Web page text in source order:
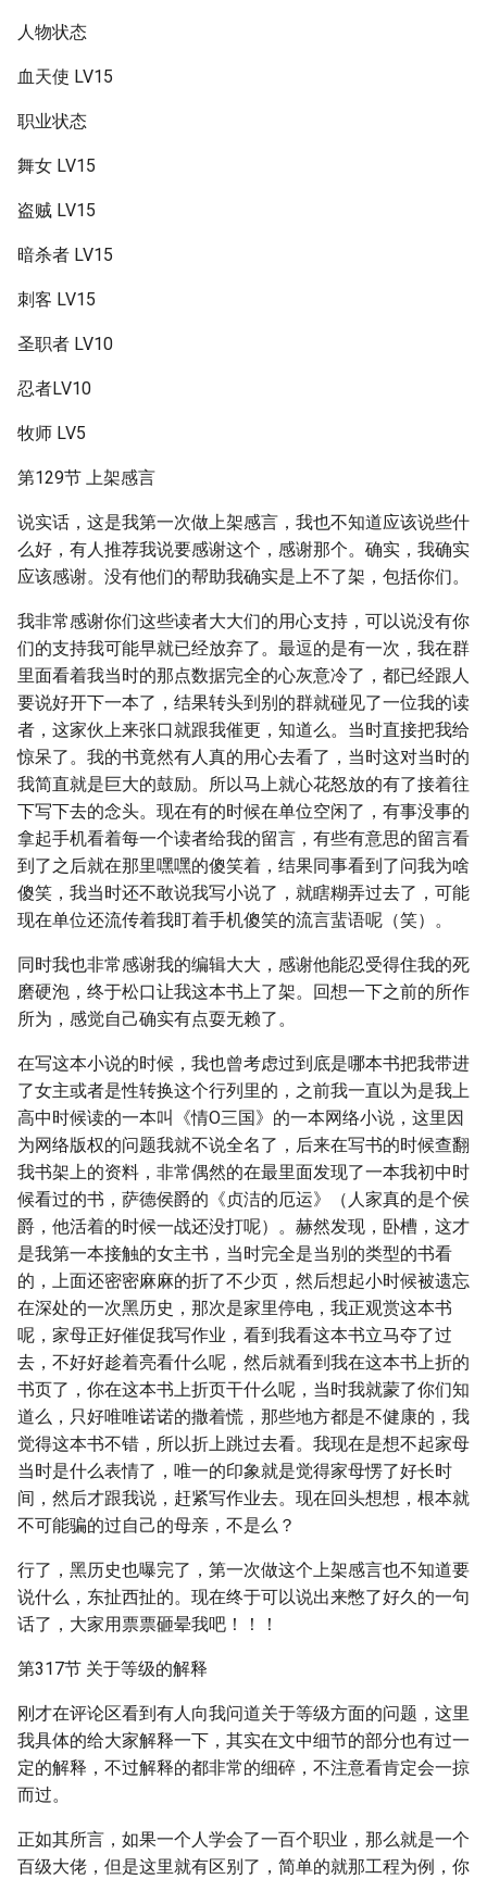
人物状态
血天使 LV15
职业状态
舞女 LV15
盗贼 LV15
暗杀者 LV15
刺客 LV15
圣职者 LV10
忍者LV10
牧师 LV5
第129节 上架感言
说实话，这是我第一次做上架感言，我也不知道应该说些什
么好，有人推荐我说要感谢这个，感谢那个。确实，我确实
应该感谢。没有他们的帮助我确实是上不了架，包括你们。
我非常感谢你们这些读者大大们的用心支持，可以说没有你
们的支持我可能早就已经放弃了。最逗的是有一次，我在群
里面看着我当时的那点数据完全的心灰意冷了，都已经跟人
要说好开下一本了，结果转头到别的群就碰见了一位我的读
者，这家伙上来张口就跟我催更，知道么。当时直接把我给
惊呆了。我的书竟然有人真的用心去看了，当时这对当时的
我简直就是巨大的鼓励。所以马上就心花怒放的有了接着往
下写下去的念头。现在有的时候在单位空闲了，有事没事的
拿起手机看着每一个读者给我的留言，有些有意思的留言看
到了之后就在那里嘿嘿的傻笑着，结果同事看到了问我为啥
傻笑，我当时还不敢说我写小说了，就瞎糊弄过去了，可能
现在单位还流传着我盯着手机傻笑的流言蜚语呢（笑）。
同时我也非常感谢我的编辑大大，感谢他能忍受得住我的死
磨硬泡，终于松口让我这本书上了架。回想一下之前的所作
所为，感觉自己确实有点耍无赖了。
在写这本小说的时候，我也曾考虑过到底是哪本书把我带进
了女主或者是性转换这个行列里的，之前我一直以为是我上
高中时候读的一本叫《情O三国》的一本网络小说，这里因
为网络版权的问题我就不说全名了，后来在写书的时候查翻
我书架上的资料，非常偶然的在最里面发现了一本我初中时
候看过的书，萨德侯爵的《贞洁的厄运》（人家真的是个侯
爵，他活着的时候一战还没打呢）。赫然发现，卧槽，这才
是我第一本接触的女主书，当时完全是当别的类型的书看
的，上面还密密麻麻的折了不少页，然后想起小时候被遗忘
在深处的一次黑历史，那次是家里停电，我正观赏这本书
呢，家母正好催促我写作业，看到我看这本书立马夺了过
去，不好好趁着亮看什么呢，然后就看到我在这本书上折的
书页了，你在这本书上折页干什么呢，当时我就蒙了你们知
道么，只好唯唯诺诺的撒着慌，那些地方都是不健康的，我
觉得这本书不错，所以折上跳过去看。我现在是想不起家母
当时是什么表情了，唯一的印象就是觉得家母愣了好长时
间，然后才跟我说，赶紧写作业去。现在回头想想，根本就
不可能骗的过自己的母亲，不是么？
行了，黑历史也曝完了，第一次做这个上架感言也不知道要
说什么，东扯西扯的。现在终于可以说出来憋了好久的一句
话了，大家用票票砸晕我吧！！！
第317节 关于等级的解释
刚才在评论区看到有人向我问道关于等级方面的问题，这里
我具体的给大家解释一下，其实在文中细节的部分也有过一
定的解释，不过解释的都非常的细碎，不注意看肯定会一掠
而过。
正如其所言，如果一个人学会了一百个职业，那么就是一个
百级大佬，但是这里就有区别了，简单的就那工程为例，你